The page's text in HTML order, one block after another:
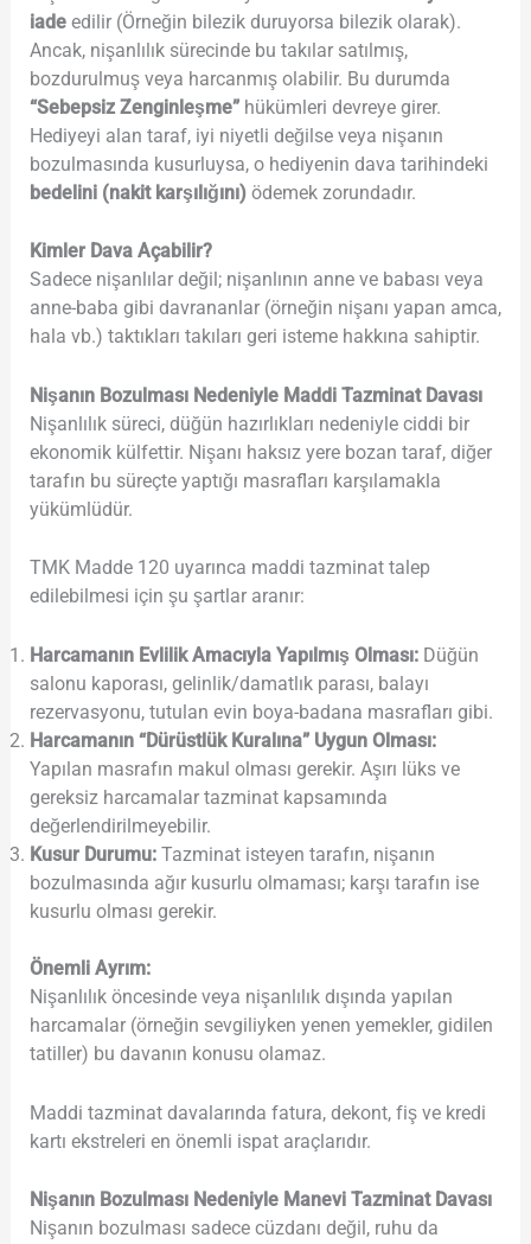
iadeedilir (Örneğin bilezik duruyorsa bilezik olarak).
Ancak, nişanlılık sürecinde bu takılar satılmış,
bozdurulmuş veya harcanmış olabilir. Bu durumda
“Sebepsiz Zenginleşme”hükümleri devreye girer.
Hediyeyi alan taraf, iyi niyetli değilse veya nişanın
bozulmasında kusurluysa, o hediyenin dava tarihindeki
bedelini (nakit karşılığını)ödemek zorundadır.
Kimler Dava Açabilir?
Sadece nişanlılar değil; nişanlının anne ve babası veya
anne-baba gibi davrananlar (örneğin nişanı yapan amca,
hala vb.) taktıkları takıları geri isteme hakkına sahiptir.
Nişanın Bozulması Nedeniyle Maddi Tazminat Davası
Nişanlılık süreci, düğün hazırlıkları nedeniyle ciddi bir
ekonomik külfettir. Nişanı haksız yere bozan taraf, diğer
tarafın bu süreçte yaptığı masrafları karşılamakla
yükümlüdür.
TMK Madde 120 uyarınca maddi tazminat talep
edilebilmesi için şu şartlar aranır:
Harcamanın Evlilik Amacıyla Yapılmış Olması:Düğün
salonu kaporası, gelinlik/damatlık parası, balayı
rezervasyonu, tutulan evin boya-badana masrafları gibi.
Harcamanın “Dürüstlük Kuralına” Uygun Olması:
Yapılan masrafın makul olması gerekir. Aşırı lüks ve
gereksiz harcamalar tazminat kapsamında
değerlendirilmeyebilir.
Kusur Durumu:Tazminat isteyen tarafın, nişanın
bozulmasında ağır kusurlu olmaması; karşı tarafın ise
kusurlu olması gerekir.
Önemli Ayrım:
Nişanlılık öncesinde veya nişanlılık dışında yapılan
harcamalar (örneğin sevgiliyken yenen yemekler, gidilen
tatiller) bu davanın konusu olamaz.
Maddi tazminat davalarında fatura, dekont, fiş ve kredi
kartı ekstreleri en önemli ispat araçlarıdır.
Nişanın Bozulması Nedeniyle Manevi Tazminat Davası
Nişanın bozulması sadece cüzdanı değil, ruhu da